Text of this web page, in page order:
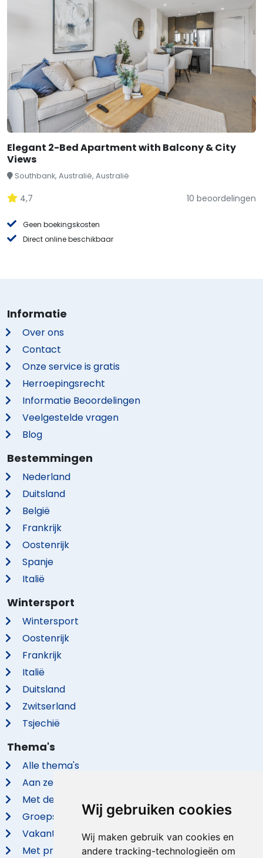
Wij gebruiken cookies
Wij maken gebruik van cookies en
andere tracking-technologieën om
Elegant 2-Bed Apartment with Balcony & City
Views
Southbank, Australië, Australië
4,7 10 beoordelingen
Geen boekingskosten
Direct online beschikbaar
Informatie
Over ons
Contact
Onze service is gratis
Herroepingsrecht
Informatie Beoordelingen
Veelgestelde vragen
Blog
Bestemmingen
Nederland
Duitsland
België
Frankrijk
Oostenrijk
Spanje
Italië
Wintersport
Wintersport
Oostenrijk
Frankrijk
Italië
Duitsland
Zwitserland
Tsjechië
Thema's
Alle thema's
Aan zee
Met de hond
Groepsaccommodaties
Vakantieparken
Met privé zwembad